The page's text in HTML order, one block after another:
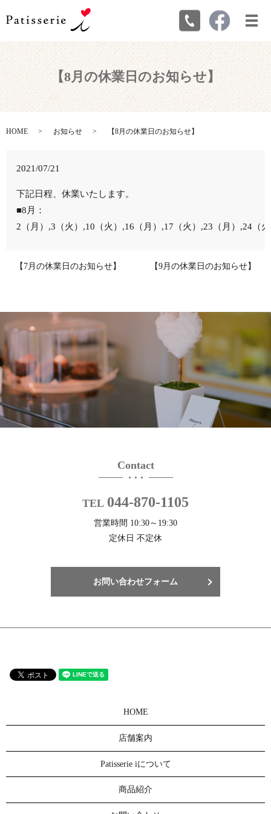
メ
【8月の休業日のお知らせ】
HOME お知らせ 【8月の休業日のお知らせ】
2021/07/21
下記日程、休業いたします。
■8月：
2（月）,3（火）,10（火）,16（月）,17（火）,23（月）,24（
【7月の休業日のお知らせ】 【9月の休業日のお知らせ】
Contact
TEL 044-870-1105
営業時間 10:30～19:30
定休日 不定休
お問い合わせフォーム
HOME
店舗案内
Patisserie iについて
商品紹介